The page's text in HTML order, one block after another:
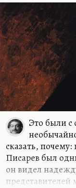
Это были с
сказать,
Писарев был
он видел